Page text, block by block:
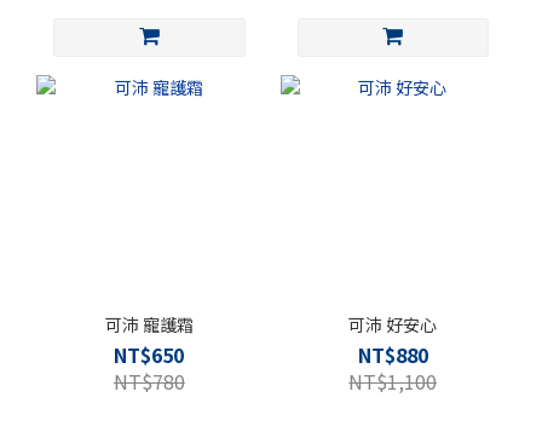
可沛 寵護霜
NT$650
NT$780
可沛 好安心
NT$880
NT$1,100